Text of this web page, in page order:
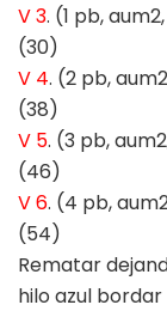
V 3. (1 pb,
(30)
V 4. (2 pb,
(38)
V 5. (3 pb,
(46)
V 6. (4 pb,
(54)
Rematar
hilo azul